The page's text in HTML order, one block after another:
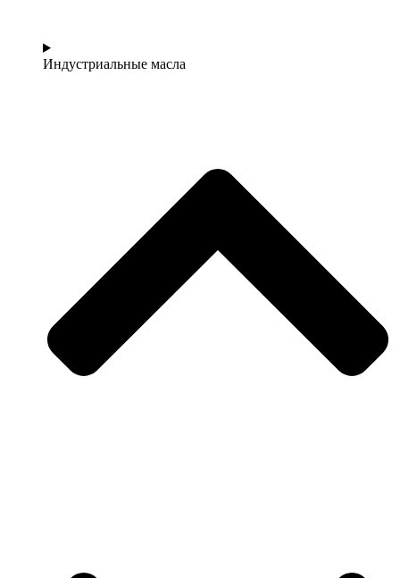
Индустриальные масла